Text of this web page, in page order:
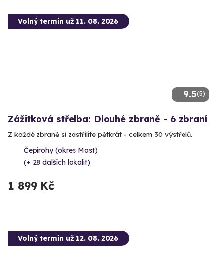
9.5(5)
Volný termín už 11. 08. 2026
Zážitková střelba: Dlouhé zbraně - 6 zbraní
Z každé zbraně si zastřílíte pětkrát - celkem 30 výstřelů.
Čepirohy (okres Most)
(+ 28 dalších lokalit)
1 899 Kč
Volný termín už 12. 08. 2026